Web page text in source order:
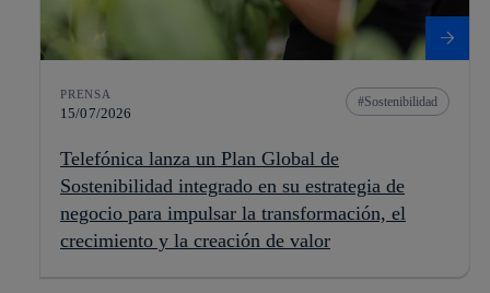
PRENSA
15/07/2026
Sostenibilidad
Telefónica lanza un Plan Global de
Sostenibilidad integrado en su estrategia de
negocio para impulsar la transformación, el
crecimiento y la creación de valor